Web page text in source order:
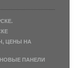
ЦЕНЫ НА
ПАНЕЛИ